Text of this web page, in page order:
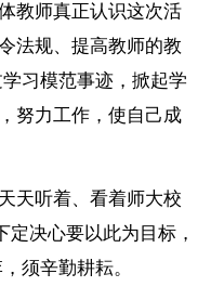
教师真正认识这次活
法规、提高教师的教
习模范事迹，掀起学
努力工作，使自己成
天听着、看着师大校
决心要以此为目标，
须辛勤耕耘。